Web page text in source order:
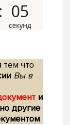
04
тем что
Вы в
и
другие